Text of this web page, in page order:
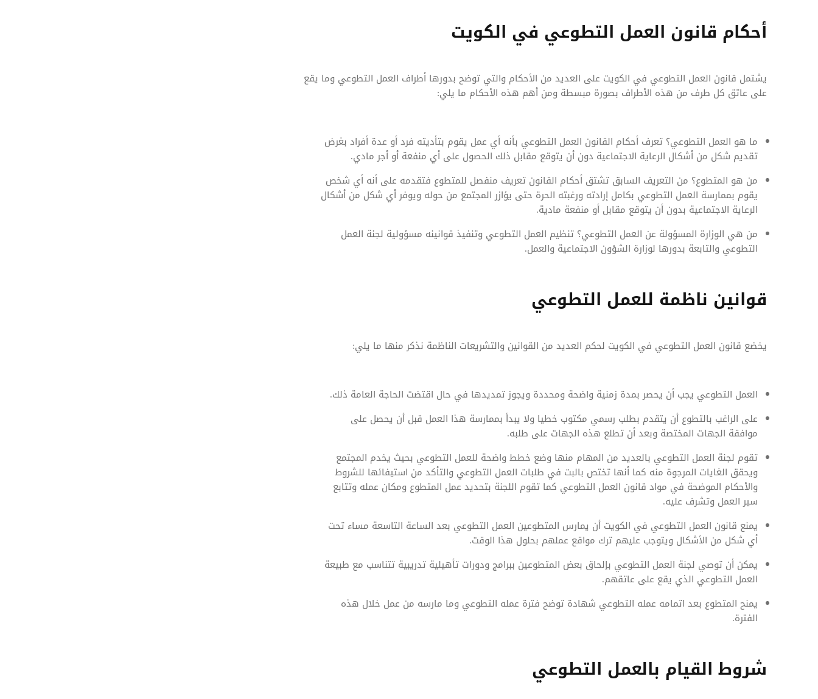
أحكام قانون العمل التطوعي في الكويت
يشتمل قانون العمل التطوعي في الكويت على العديد من الأحكام والتي توضح بدورها أطراف العمل التطوعي وما يقع
على عاتق كل طرف من هذه الأطراف بصورة مبسطة ومن أهم هذه الأحكام ما يلي:
ما هو العمل التطوعي؟ تعرف أحكام القانون العمل التطوعي بأنه أي عمل يقوم بتأديته فرد أو عدة أفراد بغرض
تقديم شكل من أشكال الرعاية الاجتماعية دون أن يتوقع مقابل ذلك الحصول على أي منفعة أو أجر مادي.
من هو المتطوع؟ من التعريف السابق تشتق أحكام القانون تعريف منفصل للمتطوع فتقدمه على أنه أي شخص
يقوم بممارسة العمل التطوعي بكامل إرادته ورغبته الحرة حتى يؤازر المجتمع من حوله ويوفر أي شكل من أشكال
الرعاية الاجتماعية بدون أن يتوقع مقابل أو منفعة مادية.
من هي الوزارة المسؤولة عن العمل التطوعي؟ تنظيم العمل التطوعي وتنفيذ قوانينه مسؤولية لجنة العمل
التطوعي والتابعة بدورها لوزارة الشؤون الاجتماعية والعمل.
قوانين ناظمة للعمل التطوعي
يخضع قانون العمل التطوعي في الكويت لحكم العديد من القوانين والتشريعات الناظمة نذكر منها ما يلي:
العمل التطوعي يجب أن يحصر بمدة زمنية واضحة ومحددة ويجوز تمديدها في حال اقتضت الحاجة العامة ذلك.
على الراغب بالتطوع أن يتقدم بطلب رسمي مكتوب خطيا ولا يبدأ بممارسة هذا العمل قبل أن يحصل على
موافقة الجهات المختصة وبعد أن تطلع هذه الجهات على طلبه.
تقوم لجنة العمل التطوعي بالعديد من المهام منها وضع خطط واضحة للعمل التطوعي بحيث يخدم المجتمع
ويحقق الغايات المرجوة منه كما أنها تختص بالبت في طلبات العمل التطوعي والتأكد من استيفائها للشروط
والأحكام الموضحة في مواد قانون العمل التطوعي كما تقوم اللجنة بتحديد عمل المتطوع ومكان عمله وتتابع
سير العمل وتشرف عليه.
يمنع قانون العمل التطوعي في الكويت أن يمارس المتطوعين العمل التطوعي بعد الساعة التاسعة مساء تحت
أي شكل من الأشكال ويتوجب عليهم ترك مواقع عملهم بحلول هذا الوقت.
يمكن أن توصي لجنة العمل التطوعي بإلحاق بعض المتطوعين ببرامج ودورات تأهيلية تدريبية تتناسب مع طبيعة
العمل التطوعي الذي يقع على عاتقهم.
يمنح المتطوع بعد اتمامه عمله التطوعي شهادة توضح فترة عمله التطوعي وما مارسه من عمل خلال هذه
الفترة.
شروط القيام بالعمل التطوعي